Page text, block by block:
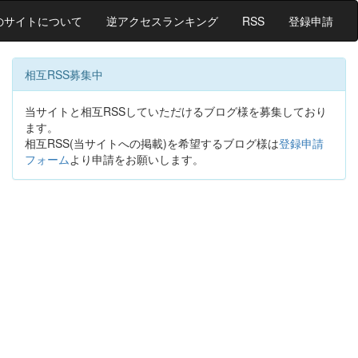
サイトについて 逆アクセスランキング RSS 登録申請
相互RSS募集中
当サイトと相互RSSしていただけるブログ様を募集しており
ます。
相互RSS(当サイトへの掲載)を希望するブログ様は登録申請
フォームより申請をお願いします。